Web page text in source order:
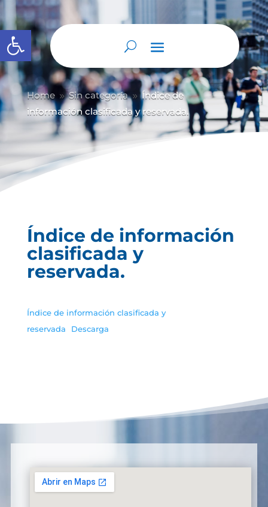
Abrir barra de herramientas
Home 9 Sin categoría 9 Índice de
información clasificada y reservada.
Índice de información
clasificada y
reservada.
Índice de información clasificada y
reservada
Descarga